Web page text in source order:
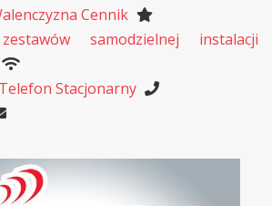
Cennik
samodzielnej instalacji
Stacjonarny